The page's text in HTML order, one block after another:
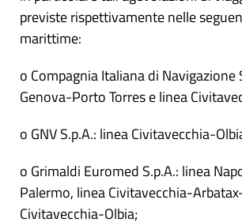
previste rispettivamente nelle
marittime:
o Compagnia Italiana di Navigazione
Genova-Porto Torres e linea
o GNV S.p.A.: linea Civitavecchia-
o Grimaldi Euromed S.p.A.: linea
Palermo, linea Civitavecchia-
Civitavecchia-Olbia;